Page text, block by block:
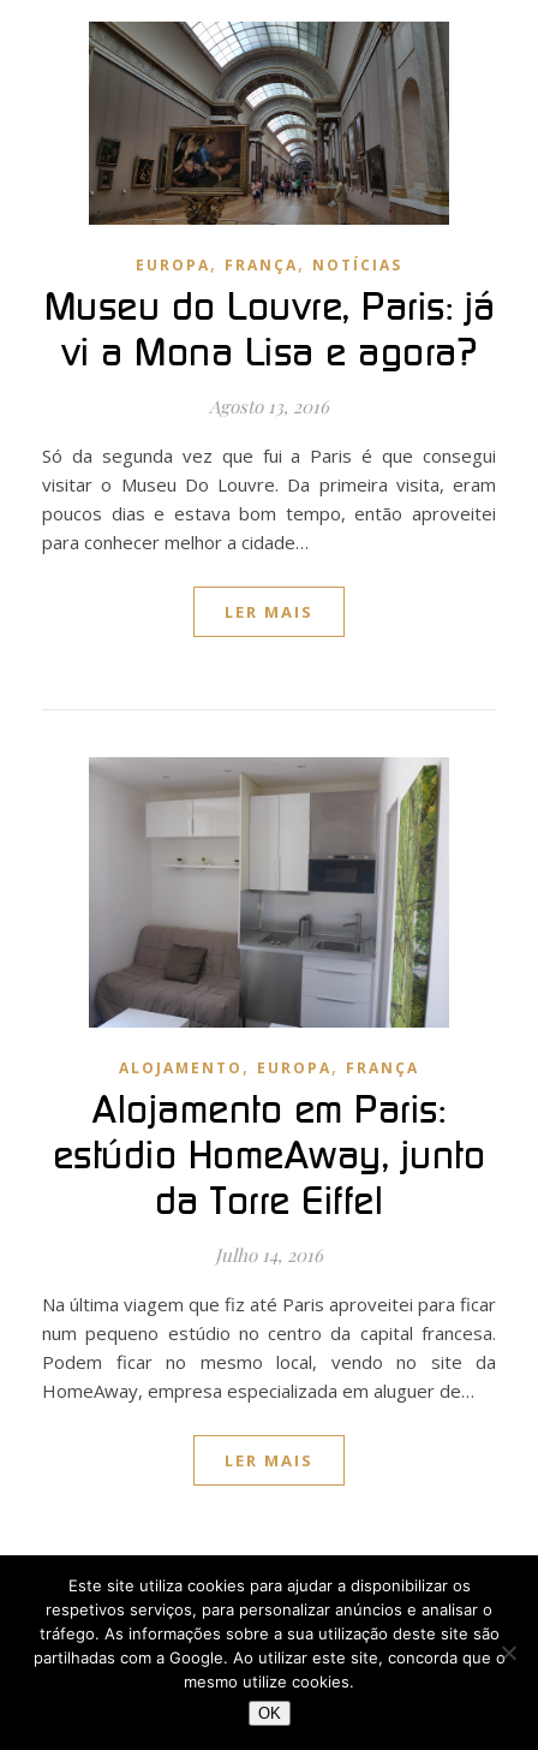
EUROPA, FRANÇA, NOTÍCIAS
Museu do Louvre, Paris: já
vi a Mona Lisa e agora?
Agosto 13, 2016
Só da segunda vez que fui a Paris é que consegui
visitar o Museu Do Louvre. Da primeira visita, eram
poucos dias e estava bom tempo, então aproveitei
para conhecer melhor a cidade…
LER MAIS
ALOJAMENTO , EUROPA, FRANÇA
Alojamento em Paris:
estúdio HomeAway, junto
da Torre Eiffel
Julho 14, 2016
Na última viagem que fiz até Paris aproveitei para ficar
num pequeno estúdio no centro da capital francesa.
Podem ficar no mesmo local, vendo no site da
HomeAway, empresa especializada em aluguer de…
LER MAIS
Este site utiliza cookies para ajudar a disponibilizar os
respetivos serviços, para personalizar anúncios e analisar o
tráfego. As informações sobre a sua utilização deste site são
partilhadas com a Google. Ao utilizar este site, concorda que o
mesmo utilize cookies.
OK